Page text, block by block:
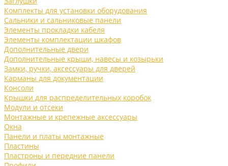
Комплекты для установки оборудования
Сальники и сальниковые панели
Элементы прокладки кабеля
Элементы комплектации шкафов
Дополнительные двери
Дополнительные крыши, навесы и козырьки
Замки, ручки, аксессуары для дверей
Карманы для документации
Консоли
Крышки для распределительных коробок
Модули и отсеки
Монтажные и крепежные аксессуары
Окна
Панели и платы монтажные
Пластины
Пластроны и передние панели